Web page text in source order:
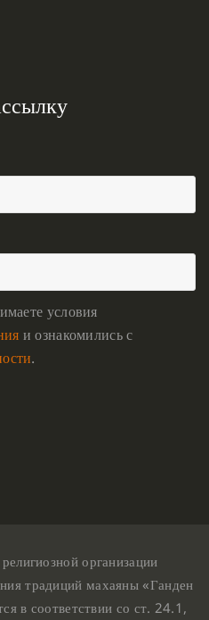
условия
и ознакомились с
.
организации
традиций махаяны «Ганден
в соответствии со ст. 24.1,